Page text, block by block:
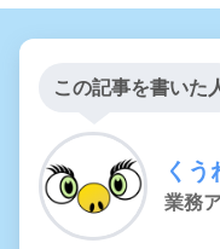
この記事を書いた
くう
業務